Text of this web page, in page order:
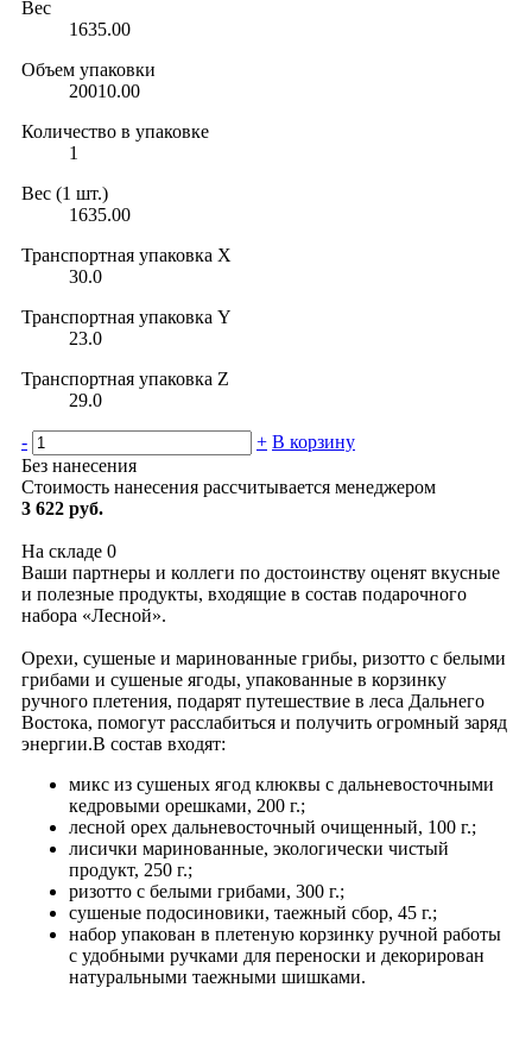
Вес
1635.00
Объем упаковки
20010.00
Количество в упаковке
1
Вес (1 шт.)
1635.00
Транспортная упаковка X
30.0
Транспортная упаковка Y
23.0
Транспортная упаковка Z
29.0
- + В корзину
Без нанесения
Стоимость нанесения рассчитывается менеджером
3 622 руб.
На складе 0
Ваши партнеры и коллеги по достоинству оценят вкусные
и полезные продукты, входящие в состав подарочного
набора «Лесной».
Орехи, сушеные и маринованные грибы, ризотто с белыми
грибами и сушеные ягоды, упакованные в корзинку
ручного плетения, подарят путешествие в леса Дальнего
Востока, помогут расслабиться и получить огромный заряд
энергии.В состав входят:
микс из сушеных ягод клюквы с дальневосточными
кедровыми орешками, 200 г.;
лесной орех дальневосточный очищенный, 100 г.;
лисички маринованные, экологически чистый
продукт, 250 г.;
ризотто с белыми грибами, 300 г.;
сушеные подосиновики, таежный сбор, 45 г.;
набор упакован в плетеную корзинку ручной работы
с удобными ручками для переноски и декорирован
натуральными таежными шишками.